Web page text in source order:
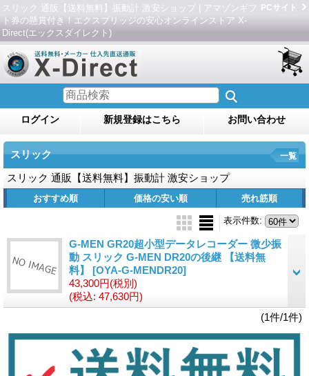
スリック 通販【送料無料】振動計 激安ショップ | アマゾンギフ
ト券の懸賞付き！エクスブリッジの安心オンラインストア X-
Direct(エックスダイレクト)
PCサイト
ログイン 新規登録はこちら お問い合わせ
スリック
スリック 通販【送料無料】振動計 激安ショップ
一覧
おすすめ順 価格の安い順 売れ筋順
表示件数:
G-MEN GR20超小型データレコーダー 微少振
動 スリック G-MEN DR20の後継 【送料無
料】 [OYA-G-MENDR20]
43,300円(税別)
(税込: 47,630円)
(1件/1件)